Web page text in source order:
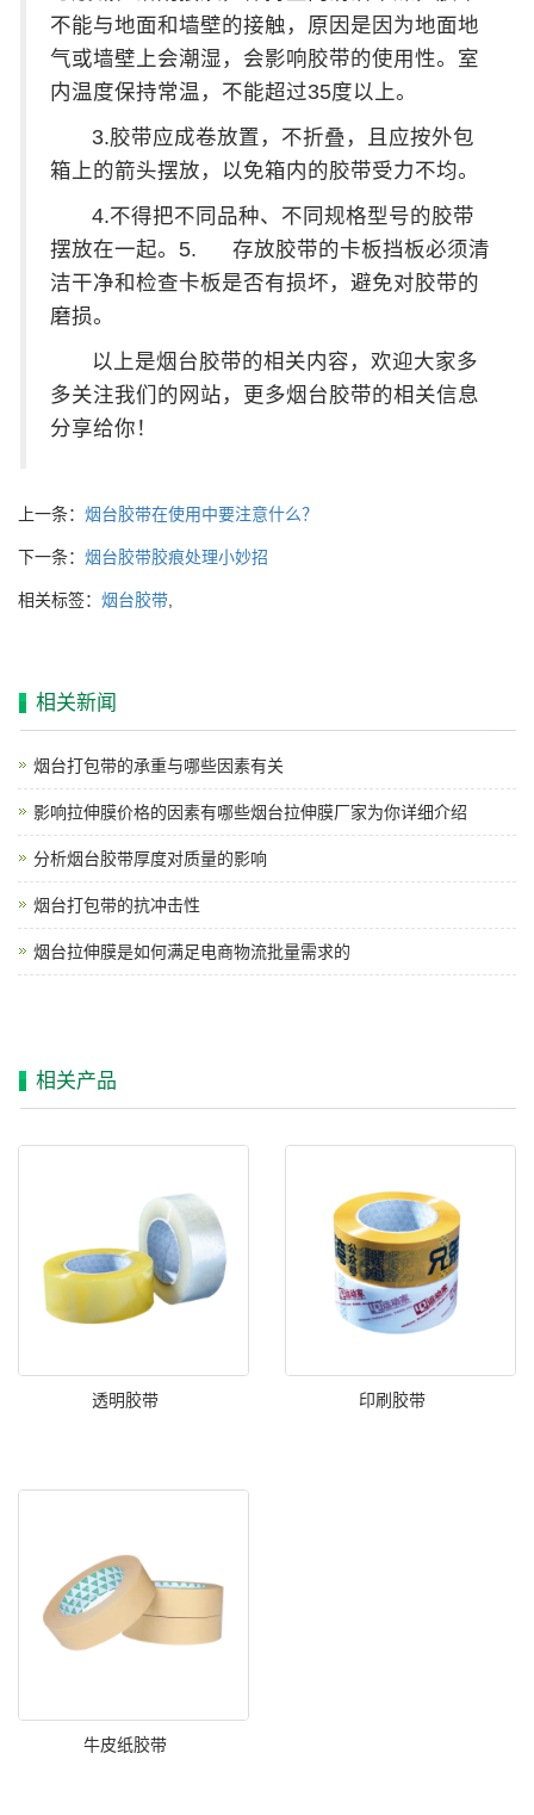
不能与地面和墙壁的接触，原因是因为地面地
气或墙壁上会潮湿，会影响胶带的使用性。室
内温度保持常温，不能超过35度以上。
3.胶带应成卷放置，不折叠，且应按外包
箱上的箭头摆放，以免箱内的胶带受力不均。
4.不得把不同品种、不同规格型号的胶带
摆放在一起。5. 存放胶带的卡板挡板必须清
洁干净和检查卡板是否有损坏，避免对胶带的
磨损。
以上是烟台胶带的相关内容，欢迎大家多
多关注我们的网站，更多烟台胶带的相关信息
分享给你！
上一条： 烟台胶带在使用中要注意什么？
下一条： 烟台胶带胶痕处理小妙招
相关标签： 烟台胶带
相关新闻
烟台打包带的承重与哪些因素有关
影响拉伸膜价格的因素有哪些烟台拉伸膜厂家为你详细介绍
分析烟台胶带厚度对质量的影响
烟台打包带的抗冲击性
烟台拉伸膜是如何满足电商物流批量需求的
相关产品
透明胶带 印刷胶带
牛皮纸胶带